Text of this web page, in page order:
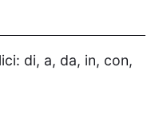
di, a, da, in, con,